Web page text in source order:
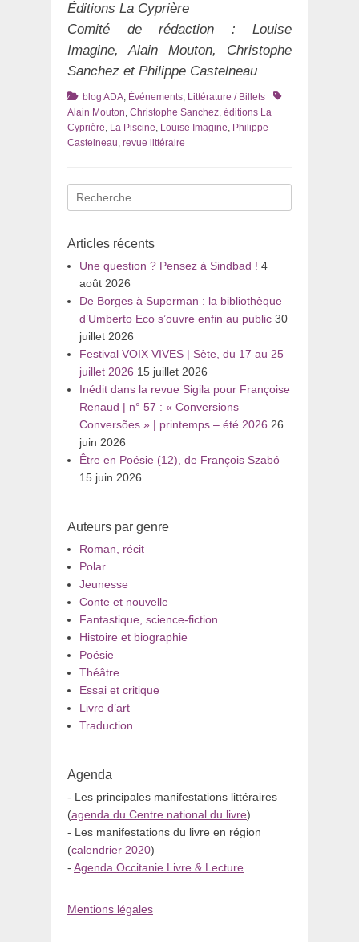
Éditions La Cyprière
Comité de rédaction : Louise
Imagine, Alain Mouton, Christophe
Sanchez et Philippe Castelneau
Catégories
blog ADA, Événements, Littérature / Billets
Tags
Alain Mouton, Christophe Sanchez, éditions La
Cyprière, La Piscine, Louise Imagine, Philippe
Castelneau, revue littéraire
Recherche
pour
Articles récents
Une question ? Pensez à Sindbad ! 4
août 2026
De Borges à Superman : la bibliothèque
d’Umberto Eco s’ouvre enfin au public 30
juillet 2026
Festival VOIX VIVES | Sète, du 17 au 25
juillet 2026 15 juillet 2026
Inédit dans la revue Sigila pour Françoise
Renaud | n° 57 : « Conversions –
Conversões » | printemps – été 2026 26
juin 2026
Être en Poésie (12), de François Szabó
15 juin 2026
Auteurs par genre
Roman, récit
Polar
Jeunesse
Conte et nouvelle
Fantastique, science-fiction
Histoire et biographie
Poésie
Théâtre
Essai et critique
Livre d’art
Traduction
Agenda
- Les principales manifestations littéraires
(agenda du Centre national du livre)
- Les manifestations du livre en région
(calendrier 2020)
- Agenda Occitanie Livre & Lecture
Mentions légales